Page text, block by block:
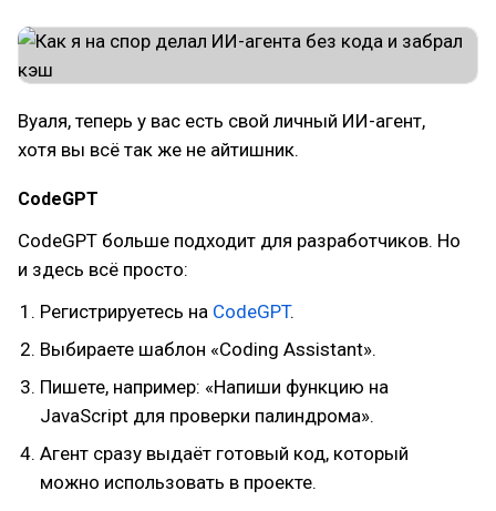
Вуаля, теперь у вас есть свой личный ИИ-агент,
хотя вы всё так же не айтишник.
CodeGPT
CodeGPT больше подходит для разработчиков. Но
и здесь всё просто:
Регистрируетесь на CodeGPT.
Выбираете шаблон «Coding Assistant».
Пишете, например: «Напиши функцию на
JavaScript для проверки палиндрома».
Агент сразу выдаёт готовый код, который
можно использовать в проекте.